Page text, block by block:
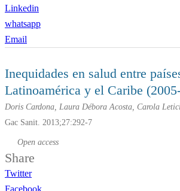
Linkedin
whatsapp
Email
Inequidades en salud entre
Latinoamérica y el Caribe
Doris Cardona, Laura Débora Acosta, Carola
Gac Sanit. 2013;27:292-7
Open access
Share
Twitter
Facebook